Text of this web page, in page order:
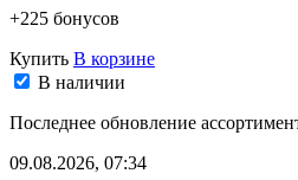
+225 бонусов
Купить В корзине
В наличии
Последнее обновление
09.08.2026, 07:34